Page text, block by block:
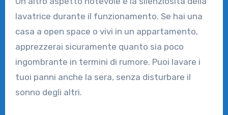
lavatrice durante il funzionamento. Se hai una
casa a open space o vivi in un appartamento,
apprezzerai sicuramente quanto sia poco
ingombrante in termini di rumore. Puoi lavare i
tuoi panni anche la sera, senza disturbare il
sonno degli altri.